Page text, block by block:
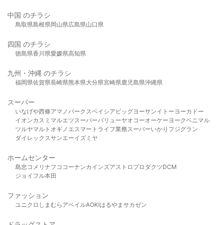
中国 のチラシ
鳥取県島根県岡山県広島県山口県
四国 のチラシ
徳島県香川県愛媛県高知県
九州・沖縄 のチラシ
福岡県佐賀県長崎県熊本県大分県宮崎県鹿児島県沖縄県
スーパー
いなげや西條アマノパークスベイシア ビッグヨーサンイトーヨーカドー
イオンカスミ マルエツスーパーバリューヤオコーオーケー ヨークベニマル
ツルヤマルト オギノ エスマート ライフ業務スーパーいかり フジグラン
ダイレックスサンエーイズミヤ
ホームセンター
島忠 コメリ ナフコ コーナンカインズアストロプロダクツDCM
ジョイフル本田
ファッション
ユニクロ しまむら アベイルAOKIはるやま サカゼン